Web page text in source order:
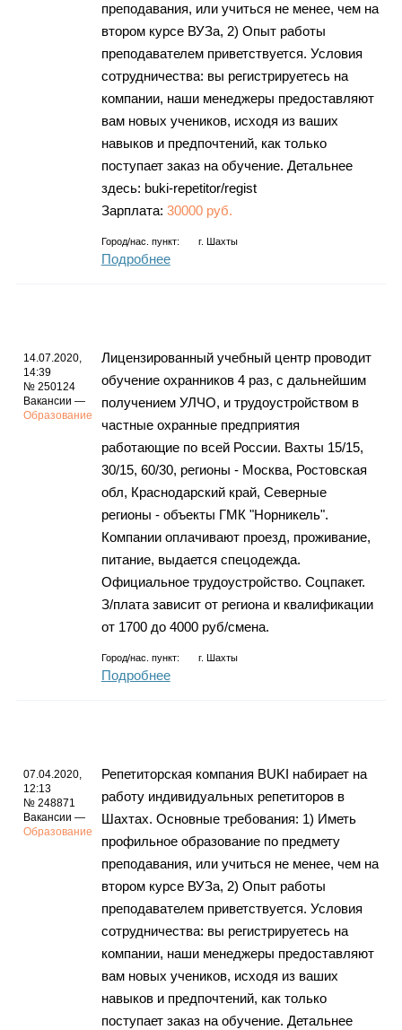
преподавания, или учиться не менее, чем на
втором курсе ВУЗа, 2) Опыт работы
преподавателем приветствуется. Условия
сотрудничества: вы регистрируетесь на
компании, наши менеджеры предоставляют
вам новых учеников, исходя из ваших
навыков и предпочтений, как только
поступает заказ на обучение. Детальнее
здесь: buki-repetitor/regist
Зарплата: 30000 руб.
Город/нас. пункт: г. Шахты
Подробнее
14.07.2020,
14:39
№ 250124
Вакансии —
Образование
Лицензированный учебный центр проводит
обучение охранников 4 раз, с дальнейшим
получением УЛЧО, и трудоустройством в
частные охранные предприятия
работающие по всей России. Вахты 15/15,
30/15, 60/30, регионы - Москва, Ростовская
обл, Краснодарский край, Северные
регионы - объекты ГМК "Норникель".
Компании оплачивают проезд, проживание,
питание, выдается спецодежда.
Официальное трудоустройство. Соцпакет.
З/плата зависит от региона и квалификации
от 1700 до 4000 руб/смена.
Город/нас. пункт: г. Шахты
Подробнее
07.04.2020,
12:13
№ 248871
Вакансии —
Образование
Репетиторская компания BUKI набирает на
работу индивидуальных репетиторов в
Шахтах. Основные требования: 1) Иметь
профильное образование по предмету
преподавания, или учиться не менее, чем на
втором курсе ВУЗа, 2) Опыт работы
преподавателем приветствуется. Условия
сотрудничества: вы регистрируетесь на
компании, наши менеджеры предоставляют
вам новых учеников, исходя из ваших
навыков и предпочтений, как только
поступает заказ на обучение. Детальнее